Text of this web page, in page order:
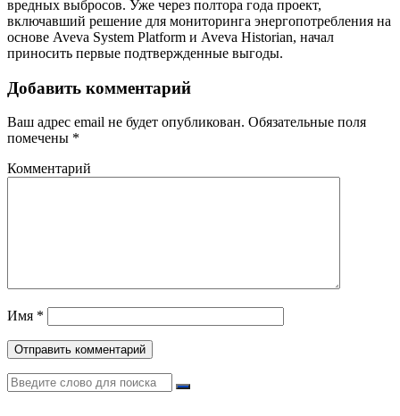
вредных выбросов. Уже через полтора года проект,
включавший решение для мониторинга энергопотребления на
основе Aveva System Platform и Aveva Historian, начал
приносить первые подтвержденные выгоды.
Добавить комментарий
Ваш адрес email не будет опубликован. Обязательные поля
помечены *
Комментарий
Имя *